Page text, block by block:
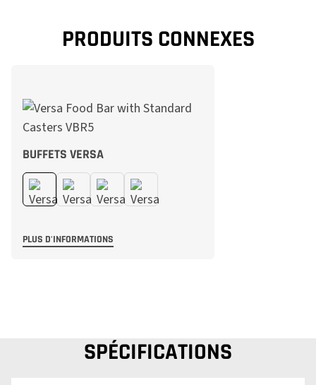
PRODUITS CONNEXES
BUFFETS VERSA
PLUS D'INFORMATIONS
SPÉCIFICATIONS